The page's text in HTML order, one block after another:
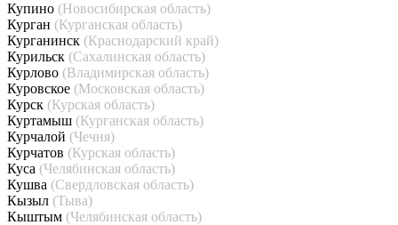
Купино (Новосибирская область)
Курган (Курганская область)
Курганинск (Краснодарский край)
Курильск (Сахалинская область)
Курлово (Владимирская область)
Куровское (Московская область)
Курск (Курская область)
Куртамыш (Курганская область)
Курчалой (Чечня)
Курчатов (Курская область)
Куса (Челябинская область)
Кушва (Свердловская область)
Кызыл (Тыва)
Кыштым (Челябинская область)